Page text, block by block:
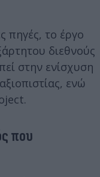
πηγές, το έργο
διεθνούς
στην ενίσχυση
ενώ
που